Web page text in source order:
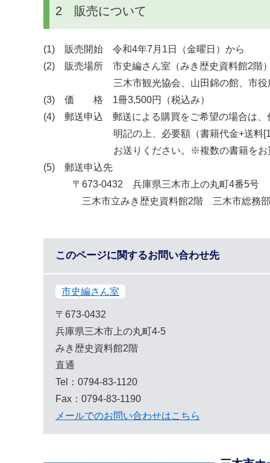
2 販売について
(1) 販売開始 令和4年7月1日（金曜日）から
(2) 販売場所 市史編さん室（みき歴史資料館2階）
三木市観光協会、山田錦の館、市役所内
(3) 価 格 1冊3,500円（税込み）
(4) 郵送申込 郵送による購買をご希望の場合は、
明記の上、必要額（書籍代金+送料[1冊あ
お送りください。※複数の書籍をお買い求
(5) 郵送申込先
〒673-0432 兵庫県三木市上の丸町4番5号
三木市立みき歴史資料館2階 三木市総務部
このページに関するお問い合わせ先
市史編さん室
〒673-0432
兵庫県三木市上の丸町4-5
みき歴史資料館2階
直通
Tel：0794-83-1120
Fax：0794-83-1190
メールでのお問い合わせはこちら